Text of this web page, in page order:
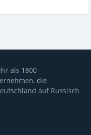
als 1800
die
auf Russisch